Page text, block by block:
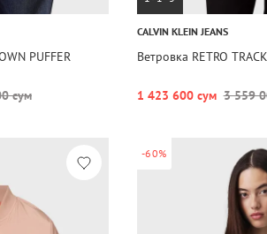
PUFFER
сум
CALVIN KLEIN JEANS
Ветровка RETRO
1 423 600 сум 3 559
-60%